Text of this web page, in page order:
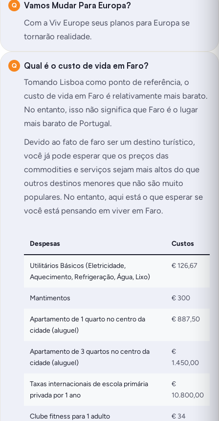
Vamos Mudar Para Europa?
Com a Viv Europe seus planos para Europa se
tornarão realidade.
Qual é o custo de vida em Faro?
Tomando Lisboa como ponto de referência, o
custo de vida em Faro é relativamente mais barato.
No entanto, isso não significa que Faro é o lugar
mais barato de Portugal.
Devido ao fato de faro ser um destino turístico,
você já pode esperar que os preços das
commodities e serviços sejam mais altos do que
outros destinos menores que não são muito
populares. No entanto, aqui está o que esperar se
você está pensando em viver em Faro.
Despesas Custos
Utilitários Básicos (Eletricidade,
Aquecimento, Refrigeração, Água, Lixo)
€ 126,67
Mantimentos € 300
Apartamento de 1 quarto no centro da
cidade (aluguel)
€ 887,50
Apartamento de 3 quartos no centro da
cidade (aluguel)
€
1.450,00
Taxas internacionais de escola primária
privada por 1 ano
€
10.800,00
Clube fitness para 1 adulto € 34